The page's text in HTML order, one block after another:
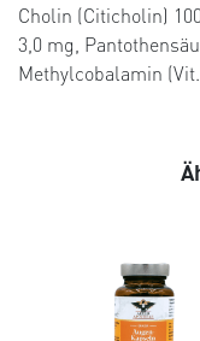
Cholin (Citicholin)
3,0 mg,
Methylcobalamin